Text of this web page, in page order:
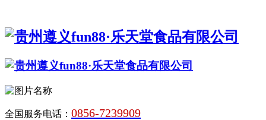
全国服务电话： 0856-7239909